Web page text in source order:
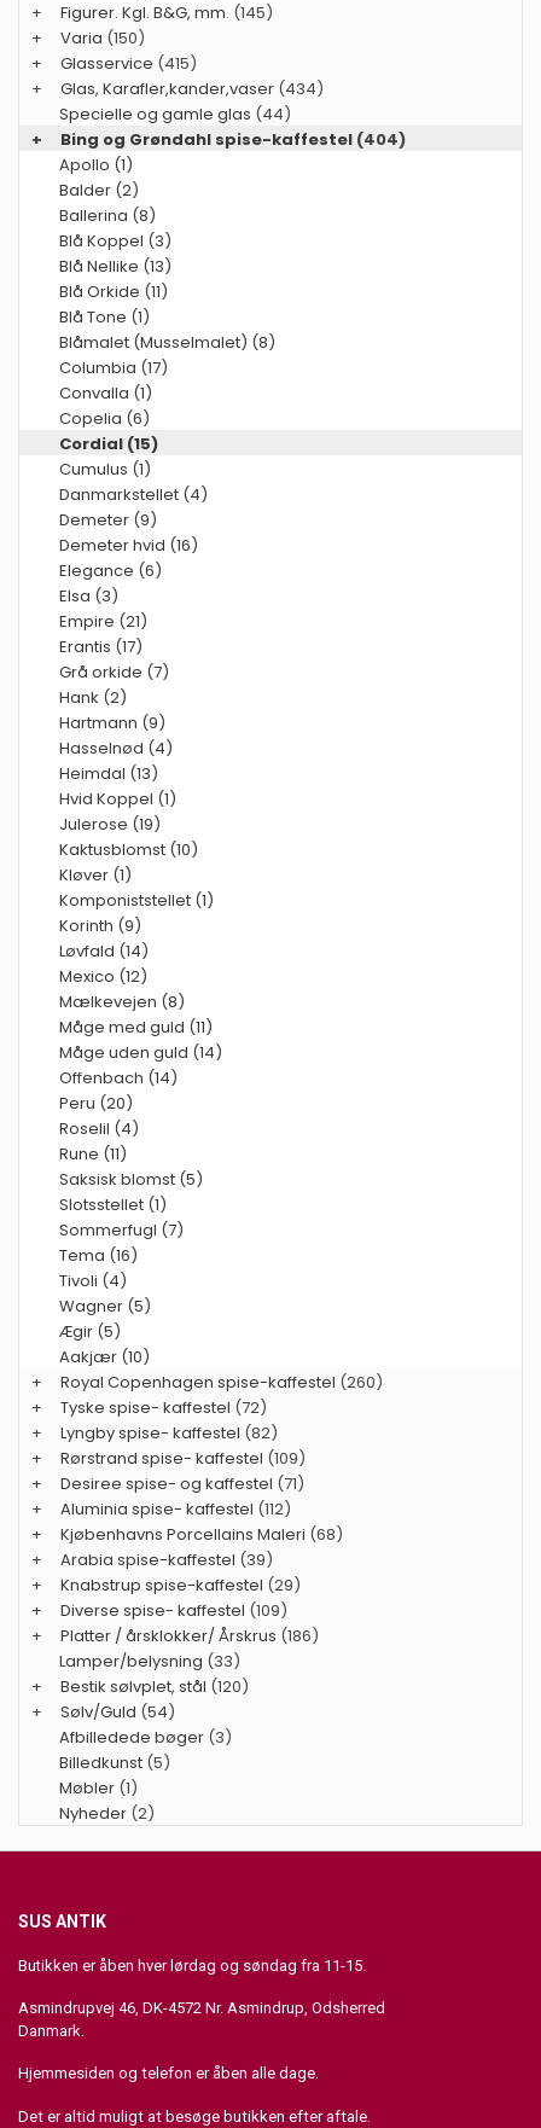
+
Figurer. Kgl. B&G, mm. (145)
+
Varia (150)
+
Glasservice (415)
+
Glas, Karafler,kander,vaser (434)
Specielle og gamle glas (44)
+
Bing og Grøndahl spise-kaffestel (404)
Apollo (1)
Balder (2)
Ballerina (8)
Blå Koppel (3)
Blå Nellike (13)
Blå Orkide (11)
Blå Tone (1)
Blåmalet (Musselmalet) (8)
Columbia (17)
Convalla (1)
Copelia (6)
Cordial (15)
Cumulus (1)
Danmarkstellet (4)
Demeter (9)
Demeter hvid (16)
Elegance (6)
Elsa (3)
Empire (21)
Erantis (17)
Grå orkide (7)
Hank (2)
Hartmann (9)
Hasselnød (4)
Heimdal (13)
Hvid Koppel (1)
Julerose (19)
Kaktusblomst (10)
Kløver (1)
Komponiststellet (1)
Korinth (9)
Løvfald (14)
Mexico (12)
Mælkevejen (8)
Måge med guld (11)
Måge uden guld (14)
Offenbach (14)
Peru (20)
Roselil (4)
Rune (11)
Saksisk blomst (5)
Slotsstellet (1)
Sommerfugl (7)
Tema (16)
Tivoli (4)
Wagner (5)
Ægir (5)
Aakjær (10)
+
Royal Copenhagen spise-kaffestel (260)
+
Tyske spise- kaffestel (72)
+
Lyngby spise- kaffestel (82)
+
Rørstrand spise- kaffestel (109)
+
Desiree spise- og kaffestel (71)
+
Aluminia spise- kaffestel (112)
+
Kjøbenhavns Porcellains Maleri (68)
+
Arabia spise-kaffestel (39)
+
Knabstrup spise-kaffestel (29)
+
Diverse spise- kaffestel (109)
+
Platter / årsklokker/ Årskrus (186)
Lamper/belysning (33)
+
Bestik sølvplet, stål (120)
+
Sølv/Guld (54)
Afbilledede bøger (3)
Billedkunst (5)
Møbler (1)
Nyheder (2)
SUS ANTIK
Butikken er åben hver lørdag og søndag fra 11-15.
Asmindrupvej 46, DK-4572 Nr. Asmindrup, Odsherred
Danmark.
Hjemmesiden og telefon er åben alle dage.
Det er altid muligt at besøge butikken efter aftale.